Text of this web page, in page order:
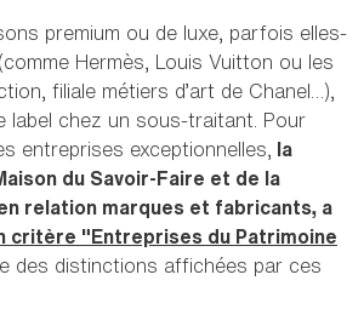
premium ou de luxe, parfois elles-
Hermès, Louis Vuitton ou les
filiale métiers d’art de Chanel…),
label chez un sous-traitant. Pour
entreprises exceptionnelles, la
du Savoir-Faire et de la
relation marques et fabricants, a
critère "Entreprises du Patrimoine
des distinctions affichées par ces